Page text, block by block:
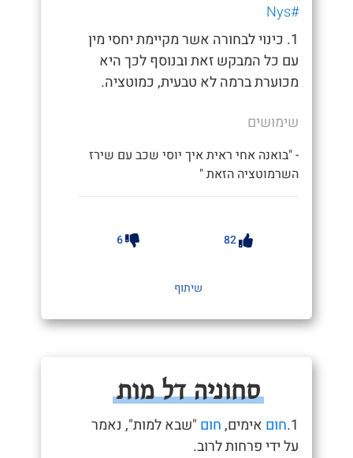
#Nys
1. כינוי לבחורה אשר מקיימת יחסי מין
עם כל המבקש זאת ובנוסף לכך היא
מכוערת ברמה לא טבעית, כמוטציה.
שימושים
- "בואנה אחי ראית איך יוסי שכב עם שירז
השרמוטציה הזאת "
82
6
שיתוף
סחוניה דל מות
1. חום אימים,חום "שבא למות", נאמר
על ידי פרחות לרוב.